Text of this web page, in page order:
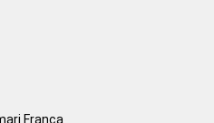
França